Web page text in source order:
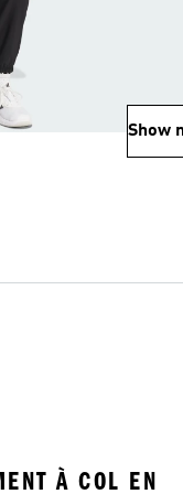
Show
À COL EN